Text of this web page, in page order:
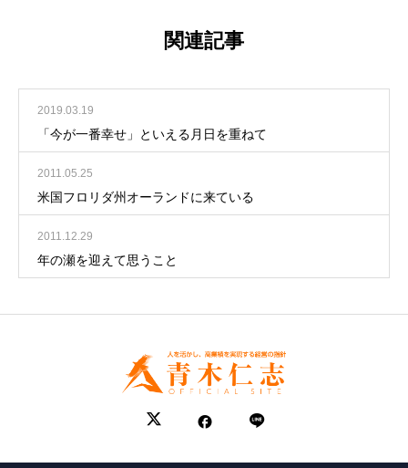
関連記事
2019.03.19
「今が一番幸せ」といえる月日を重ねて
2011.05.25
米国フロリダ州オーランドに来ている
2011.12.29
年の瀬を迎えて思うこと